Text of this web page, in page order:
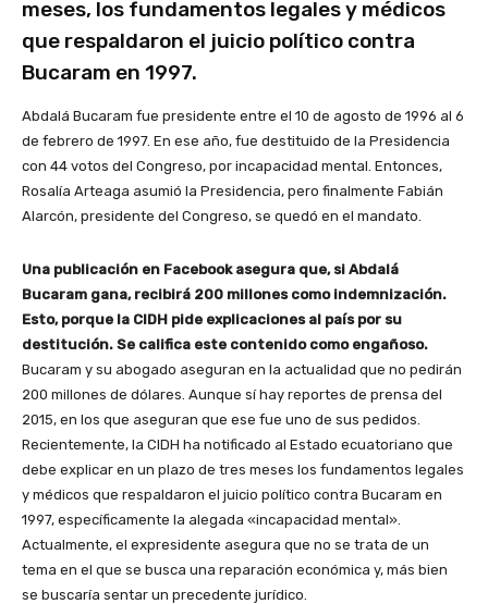
meses, los fundamentos legales y médicos
que respaldaron el juicio político contra
Bucaram en 1997.
Abdalá Bucaram fue presidente entre el 10 de agosto de 1996 al 6
de febrero de 1997. En ese año, fue destituido de la Presidencia
con 44 votos del Congreso, por incapacidad mental. Entonces,
Rosalía Arteaga asumió la Presidencia, pero finalmente Fabián
Alarcón, presidente del Congreso, se quedó en el mandato.
Una publicación en Facebook asegura que, si Abdalá
Bucaram gana, recibirá 200 millones como indemnización.
Esto, porque la CIDH pide explicaciones al país por su
destitución. Se califica este contenido como engañoso.
Bucaram y su abogado aseguran en la actualidad que no pedirán
200 millones de dólares. Aunque sí hay reportes de prensa del
2015, en los que aseguran que ese fue uno de sus pedidos.
Recientemente, la CIDH ha notificado al Estado ecuatoriano que
debe explicar en un plazo de tres meses los fundamentos legales
y médicos que respaldaron el juicio político contra Bucaram en
1997, específicamente la alegada «incapacidad mental».
Actualmente, el expresidente asegura que no se trata de un
tema en el que se busca una reparación económica y, más bien
se buscaría sentar un precedente jurídico.